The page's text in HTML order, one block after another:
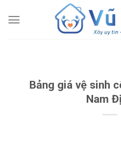
Bảng giá vệ sinh
Nam